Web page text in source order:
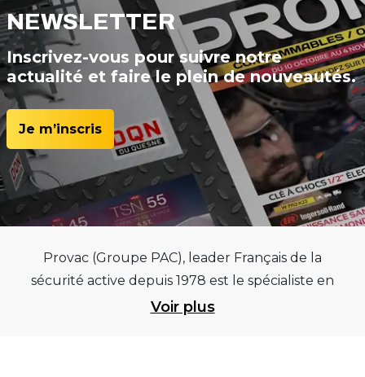
NEWSLETTER
Inscrivez-vous pour suivre notre
actualité et faire le plein de nouveautés.
Je m’inscris
Provac (Groupe PAC), leader Français de la
sécurité active depuis 1978 est le spécialiste en
équipements pour garages et centres
Voir plus